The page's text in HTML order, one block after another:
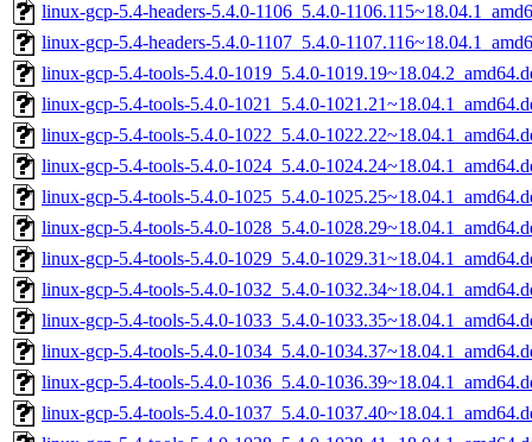
linux-gcp-5.4-headers-5.4.0-1106_5.4.0-
linux-gcp-5.4-headers-5.4.0-1107_5.4.0-
linux-gcp-5.4-tools-5.4.0-1019_5.4.0-
linux-gcp-5.4-tools-5.4.0-1021_5.4.0-
linux-gcp-5.4-tools-5.4.0-1022_5.4.0-
linux-gcp-5.4-tools-5.4.0-1024_5.4.0-
linux-gcp-5.4-tools-5.4.0-1025_5.4.0-
linux-gcp-5.4-tools-5.4.0-1028_5.4.0-
linux-gcp-5.4-tools-5.4.0-1029_5.4.0-
linux-gcp-5.4-tools-5.4.0-1032_5.4.0-
linux-gcp-5.4-tools-5.4.0-1033_5.4.0-
linux-gcp-5.4-tools-5.4.0-1034_5.4.0-
linux-gcp-5.4-tools-5.4.0-1036_5.4.0-
linux-gcp-5.4-tools-5.4.0-1037_5.4.0-